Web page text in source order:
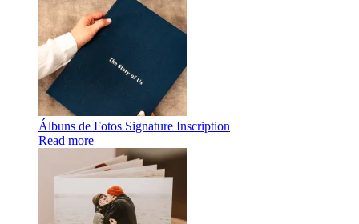
Álbuns de Fotos Signature Inscription
Read more